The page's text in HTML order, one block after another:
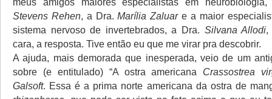
Stevens Rehen, a Dra.Marília Zaluare a maior
sistema nervoso de invertebrados, a Dra. Silvana Allodi,
cara, a resposta. Tive então eu que me virar pra descobrir.
A ajuda, mais demorada que inesperada, veio de um
sobre (e entitulado) “A ostra americana Crassostrea
Galsoft. Essa é a prima norte americana da ostra de